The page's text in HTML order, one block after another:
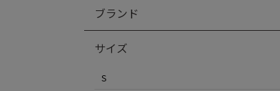
ブランド
サイズ
S